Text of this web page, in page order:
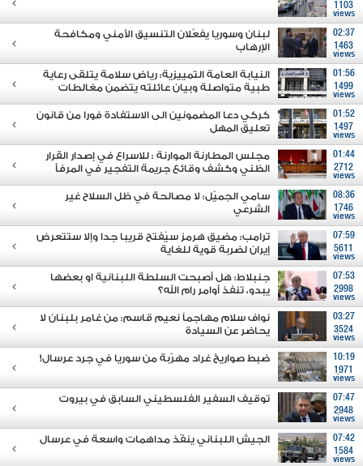
1103
views
02:37
1463
views
لبنان وسوريا يفعّلان التنسيق الأمني ومكافحة
الإرهاب
01:56
1499
views
النيابة العامة التمييزية: رياض سلامة يتلقى رعاية
طبية متواصلة وبيان عائلته يتضمن مغالطات
01:52
1497
views
كركي دعا المضمونين الى الاستفادة فورا من قانون
تعليق المهل
01:44
2712
views
مجلس المطارنة الموارنة : للاسراع في إصدار القرار
الظني وكشف وقائع جريمة التفجير في المرفأ
08:36
1746
views
سامي الجميّل: لا مصالحة في ظل السلاح غير
الشرعي
07:59
5611
views
ترامب: مضيق هرمز سيُفتح قريبا جدا وإلا ستتعرض
إيران لضربة قوية للغاية
07:53
2998
views
جنبلاط: هل أصبحت السلطة اللبنانية او بعضها
يبدو، تنفذ أوامر رام الله؟
03:27
3524
views
نواف سلام مهاجماً نعيم قاسم: من غامر بلبنان لا
يحاضر عن السيادة
10:19
1971
views
ضبط صواريخ غراد مهرّبة من سوريا في جرد عرسال!
07:47
2948
views
توقيف السفير الفلسطيني السابق في بيروت
07:42
1584
views
الجيش اللبناني ينفّذ مداهمات واسعة في عرسال